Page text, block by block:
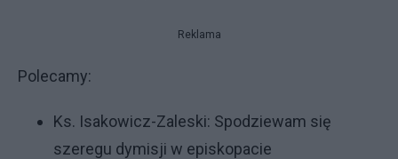
Reklama
Polecamy:
Ks. Isakowicz-Zaleski: Spodziewam się
szeregu dymisji w episkopacie